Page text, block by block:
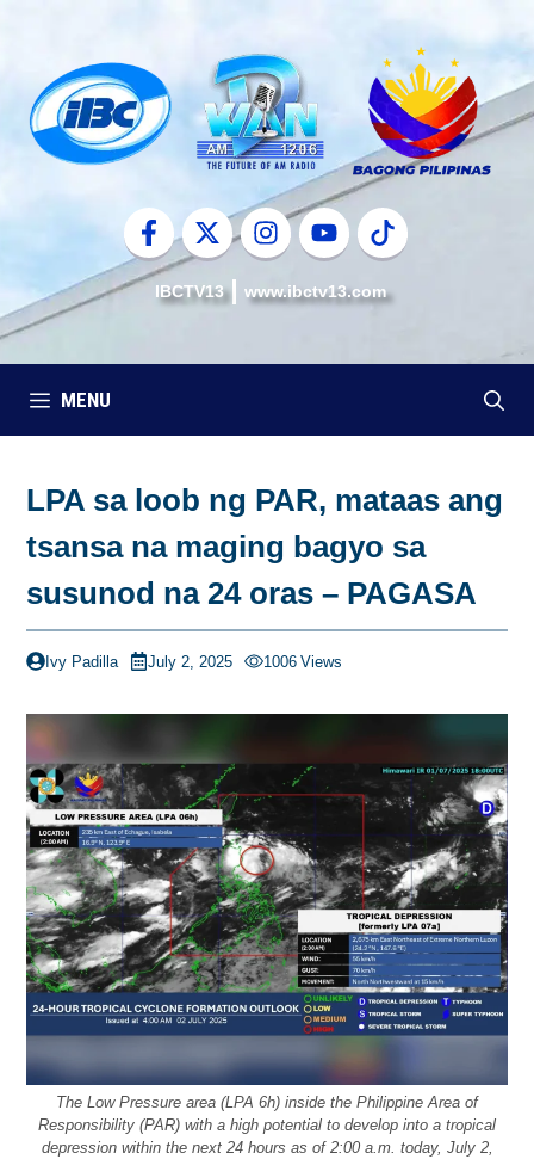
content
IBCTV13 www.ibctv13.com
MENU
LPA sa loob ng PAR, mataas ang
tsansa na maging bagyo sa
susunod na 24 oras – PAGASA
Ivy Padilla July 2, 2025 1006 Views
The Low Pressure area (LPA 6h) inside the Philippine Area of
Responsibility (PAR) with a high potential to develop into a tropical
depression within the next 24 hours as of 2:00 a.m. today, July 2,